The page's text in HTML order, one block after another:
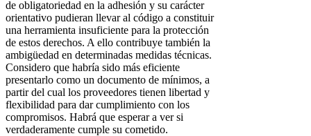
de obligatoriedad en la adhesión y su carácter
orientativo pudieran llevar al código a constituir
una herramienta insuficiente para la protección
de estos derechos. A ello contribuye también la
ambigüedad en determinadas medidas técnicas.
Considero que habría sido más eficiente
presentarlo como un documento de mínimos, a
partir del cual los proveedores tienen libertad y
flexibilidad para dar cumplimiento con los
compromisos. Habrá que esperar a ver si
verdaderamente cumple su cometido.